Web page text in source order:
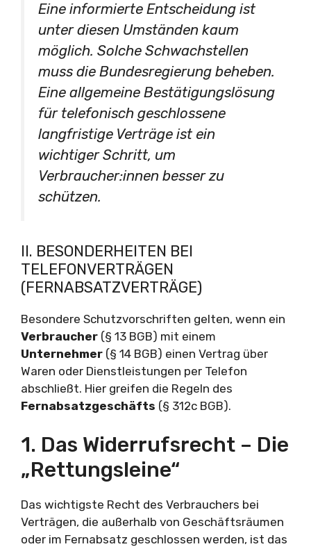
Eine informierte Entscheidung ist
unter diesen Umständen kaum
möglich. Solche Schwachstellen
muss die Bundesregierung beheben.
Eine allgemeine Bestätigungslösung
für telefonisch geschlossene
langfristige Verträge ist ein
wichtiger Schritt, um
Verbraucher:innen besser zu
schützen.
II. BESONDERHEITEN BEI
TELEFONVERTRÄGEN
(FERNABSATZVERTRÄGE)
Besondere Schutzvorschriften gelten, wenn ein
Verbraucher (§ 13 BGB) mit einem
Unternehmer (§ 14 BGB) einen Vertrag über
Waren oder Dienstleistungen per Telefon
abschließt. Hier greifen die Regeln des
Fernabsatzgeschäfts (§ 312c BGB).
1. Das Widerrufsrecht – Die
„Rettungsleine“
Das wichtigste Recht des Verbrauchers bei
Verträgen, die außerhalb von Geschäftsräumen
oder im Fernabsatz geschlossen werden, ist das